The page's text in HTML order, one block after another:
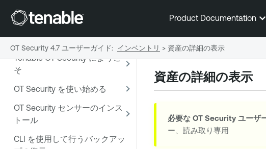
Product Documentation
Tenable OT Security にようこ
そ
OT Security を使い始める
OT Security センサーのインス
トール
CLI を使用して行うバックアッ
資産の詳細の表示
必要なOT Security ユーザ
ー、読み取り専用
OT Security 4.7 ユーザーガイド: インベントリ > 資産の詳細の表示